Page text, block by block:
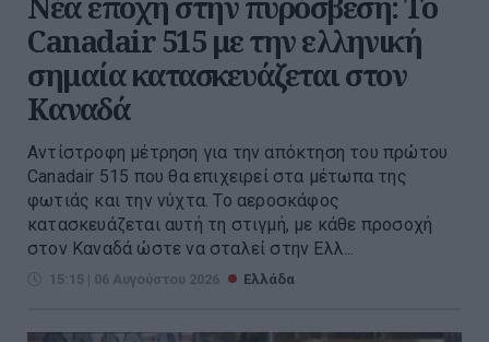
Canadair 515 με την ελληνική
σημαία κατασκευάζεται στον
Καναδά
Αντίστροφη μέτρηση για την απόκτηση του πρώτου
Canadair 515 που θα επιχειρεί στα μέτωπα της
φωτιάς και την νύχτα. Το αεροσκάφος
κατασκευάζεται αυτή τη στιγμή, με κάθε προσοχή
στον Καναδά ώστε να σταλεί στην Ελλ...
15:15 | 06 Αυγούστου 2026 Ελλάδα